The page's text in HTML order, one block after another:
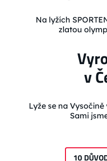
Na lyžích
zlatou
v
Lyže se na
Sami
10